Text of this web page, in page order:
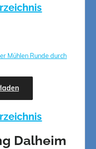
Mühlen Runde durch
Dalheim